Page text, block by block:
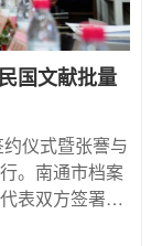
国文献批量
仪式暨张謇与
。南通市档案
表双方签署项